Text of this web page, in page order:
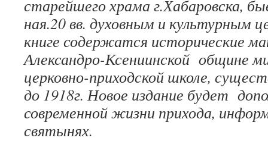
старейшего храма г.Хабаровска,
ная.20 вв. духовным и культурным
книге содержатся исторические
Александро-Ксениинской общине
церковно-приходской школе,
до 1918г. Новое издание будет
современной жизни прихода,
святынях.